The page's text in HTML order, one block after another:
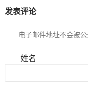
发表评论
电子邮件地址不会被公
姓名